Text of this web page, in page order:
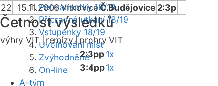
Permanentky 18/19
Přípravná utkání 18/19
Vstupenky 18/19
Uvolňování míst
Zvýhodněné
On-line
A-tým
22
15.11.2006VítkoviceČ.Budějovice 2:3p
Četnost výsledků
výhry VIT |remízy |prohry VIT
2:3pp1x
3:4pp1x